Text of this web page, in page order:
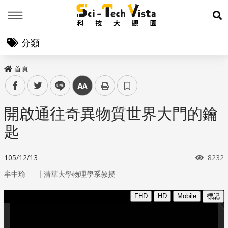
展
分類
首頁
facebooktwitter line 中
開啟通往奇異物質世界大門的鑰
匙
105/12/13 瀏覽
8232
牟中瑜 ｜ 清華大學物理學系教授